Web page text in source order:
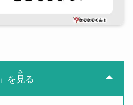
」を 見
み
る